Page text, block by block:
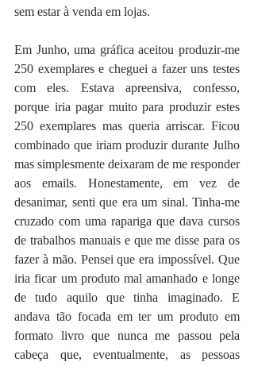
sem estar à venda em lojas.
Em Junho, uma gráfica aceitou produzir-me
250 exemplares e cheguei a fazer uns testes
com eles. Estava apreensiva, confesso,
porque iria pagar muito para produzir estes
250 exemplares mas queria arriscar. Ficou
combinado que iriam produzir durante Julho
mas simplesmente deixaram de me responder
aos emails. Honestamente, em vez de
desanimar, senti que era um sinal. Tinha-me
cruzado com uma rapariga que dava cursos
de trabalhos manuais e que me disse para os
fazer à mão. Pensei que era impossível. Que
iria ficar um produto mal amanhado e longe
de tudo aquilo que tinha imaginado. E
andava tão focada em ter um produto em
formato livro que nunca me passou pela
cabeça que, eventualmente, as pessoas